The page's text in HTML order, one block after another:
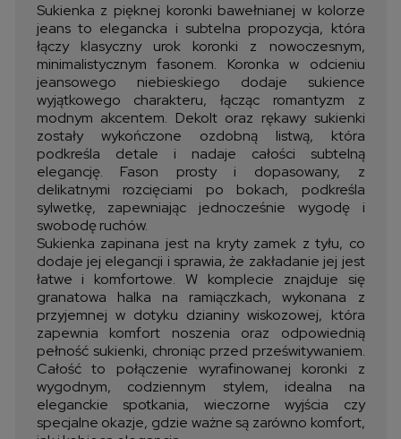
Sukienka z pięknej koronki bawełnianej w kolorze
jeans to elegancka i subtelna propozycja, która
łączy klasyczny urok koronki z nowoczesnym,
minimalistycznym fasonem. Koronka w odcieniu
jeansowego niebieskiego dodaje sukience
wyjątkowego charakteru, łącząc romantyzm z
modnym akcentem. Dekolt oraz rękawy sukienki
zostały wykończone ozdobną listwą, która
podkreśla detale i nadaje całości subtelną
elegancję. Fason prosty i dopasowany, z
delikatnymi rozcięciami po bokach, podkreśla
sylwetkę, zapewniając jednocześnie wygodę i
swobodę ruchów.
Sukienka zapinana jest na kryty zamek z tyłu, co
dodaje jej elegancji i sprawia, że zakładanie jej jest
łatwe i komfortowe. W komplecie znajduje się
granatowa halka na ramiączkach, wykonana z
przyjemnej w dotyku dzianiny wiskozowej, która
zapewnia komfort noszenia oraz odpowiednią
pełność sukienki, chroniąc przed prześwitywaniem.
Całość to połączenie wyrafinowanej koronki z
wygodnym, codziennym stylem, idealna na
eleganckie spotkania, wieczorne wyjścia czy
specjalne okazje, gdzie ważne są zarówno komfort,